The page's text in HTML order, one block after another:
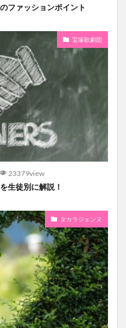
ファッションポイント
宝塚歌劇団
23379view
生徒別に解説！
タカラジェンヌ